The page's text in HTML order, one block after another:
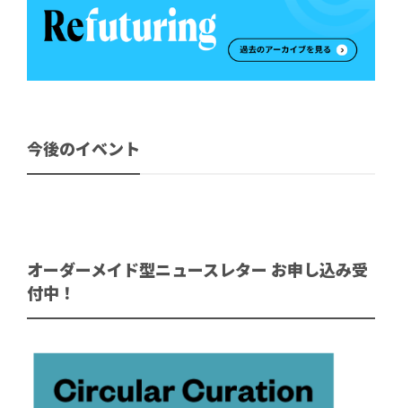
今後のイベント
オーダーメイド型ニュースレター お申し込み受
付中！